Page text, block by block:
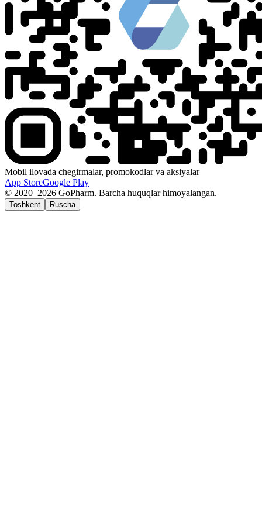
Mobil ilovada chegirmalar, promokodlar va aksiyalar
App StoreGoogle Play
© 2020–2026 GoPharm. Barcha huquqlar himoyalangan.
Toshkent Ruscha